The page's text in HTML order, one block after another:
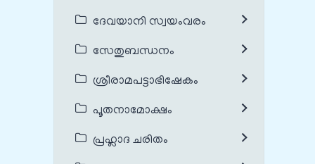
ദേവയാനി സ്വയംവരം
സേതുബന്ധനം
ശ്രീരാമപട്ടാഭിഷേകം
പൂതനാമോക്ഷം
പ്രഹ്ലാദ ചരിതം